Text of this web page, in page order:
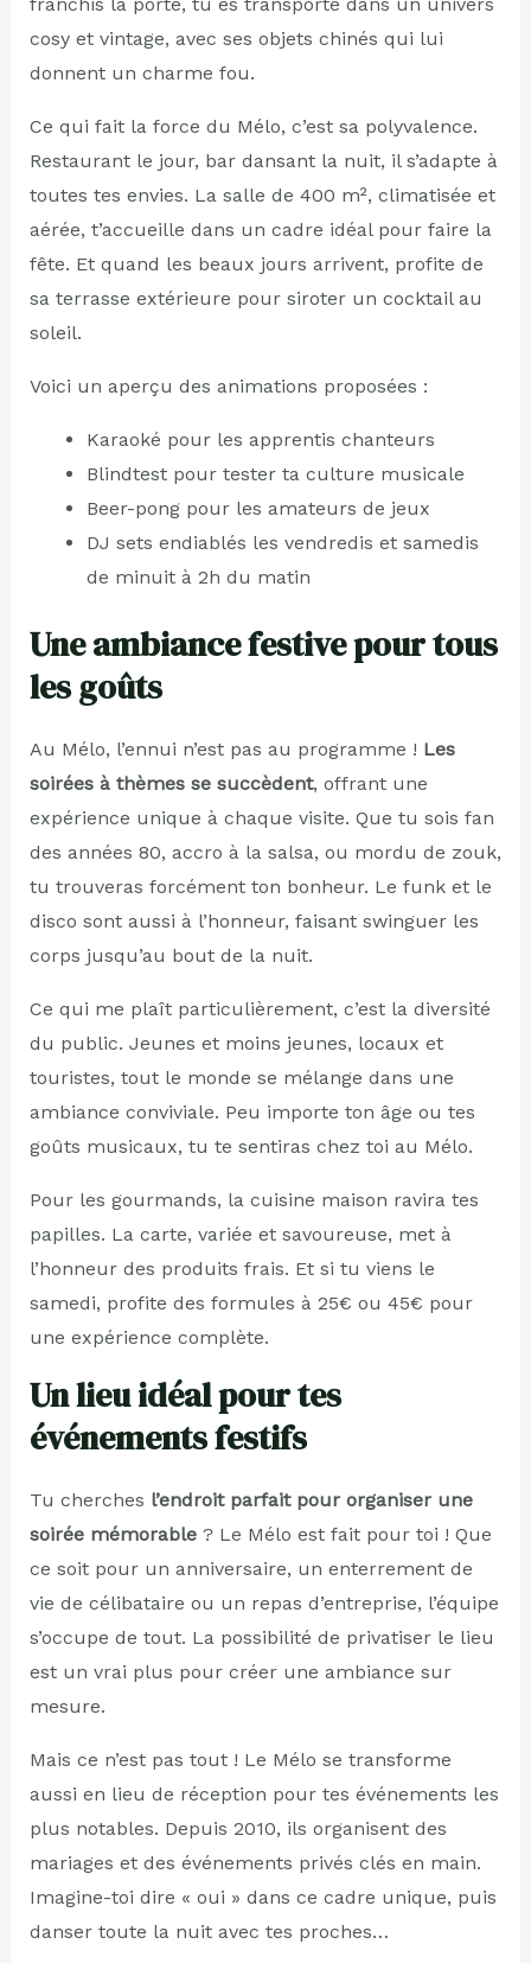
cosy et vintage, avec ses objets chinés qui lui
donnent un charme fou.
Ce qui fait la force du Mélo, c’est sa polyvalence.
Restaurant le jour, bar dansant la nuit, il s’adapte à
toutes tes envies. La salle de 400 m², climatisée et
aérée, t’accueille dans un cadre idéal pour faire la
fête. Et quand les beaux jours arrivent, profite de
sa terrasse extérieure pour siroter un cocktail au
soleil.
Voici un aperçu des animations proposées :
Karaoké pour les apprentis chanteurs
Blindtest pour tester ta culture musicale
Beer-pong pour les amateurs de jeux
DJ sets endiablés les vendredis et samedis
de minuit à 2h du matin
Une ambiance festive pour tous
les goûts
Au Mélo, l’ennui n’est pas au programme ! Les
soirées à thèmes se succèdent, offrant une
expérience unique à chaque visite. Que tu sois fan
des années 80, accro à la salsa, ou mordu de zouk,
tu trouveras forcément ton bonheur. Le funk et le
disco sont aussi à l’honneur, faisant swinguer les
corps jusqu’au bout de la nuit.
Ce qui me plaît particulièrement, c’est la diversité
du public. Jeunes et moins jeunes, locaux et
touristes, tout le monde se mélange dans une
ambiance conviviale. Peu importe ton âge ou tes
goûts musicaux, tu te sentiras chez toi au Mélo.
Pour les gourmands, la cuisine maison ravira tes
papilles. La carte, variée et savoureuse, met à
l’honneur des produits frais. Et si tu viens le
samedi, profite des formules à 25€ ou 45€ pour
une expérience complète.
Un lieu idéal pour tes
événements festifs
Tu cherches l’endroit parfait pour organiser une
soirée mémorable? Le Mélo est fait pour toi ! Que
ce soit pour un anniversaire, un enterrement de
vie de célibataire ou un repas d’entreprise, l’équipe
s’occupe de tout. La possibilité de privatiser le lieu
est un vrai plus pour créer une ambiance sur
mesure.
Mais ce n’est pas tout ! Le Mélo se transforme
aussi en lieu de réception pour tes événements les
plus notables. Depuis 2010, ils organisent des
mariages et des événements privés clés en main.
Imagine-toi dire « oui » dans ce cadre unique, puis
danser toute la nuit avec tes proches…